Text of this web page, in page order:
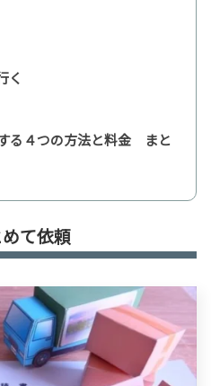
く
る４つの方法と料金 まと
て依頼